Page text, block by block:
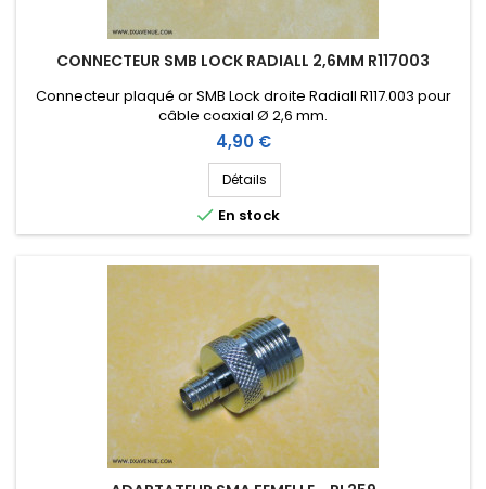
CONNECTEUR SMB LOCK RADIALL 2,6MM R117003
Connecteur plaqué or SMB Lock droite Radiall R117.003 pour
câble coaxial Ø 2,6 mm.
Prix
4,90 €
Détails
 En stock